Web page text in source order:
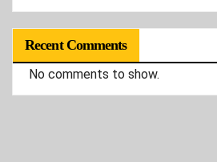
Recent Comments
No comments to show.